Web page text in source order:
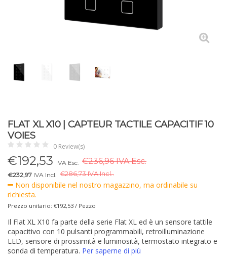
FLAT XL X10 | CAPTEUR TACTILE CAPACITIF 10
VOIES
0 Review(s)
€192,53 IVA Esc. €236,96 IVA Esc.
€232,97 IVA Incl. €286,73 IVA Incl..
Non disponibile nel nostro magazzino, ma ordinabile su
richiesta.
Prezzo unitario: €192,53 / Pezzo
Il Flat XL X10 fa parte della serie Flat XL ed è un sensore tattile
capacitivo con 10 pulsanti programmabili, retroilluminazione
LED, sensore di prossimità e luminosità, termostato integrato e
sonda di temperatura. Per saperne di più